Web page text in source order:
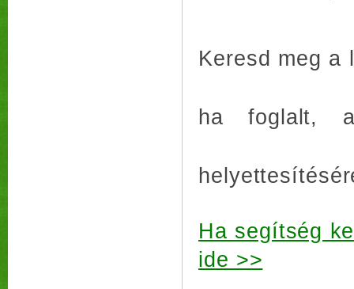
Keresd meg a
ha foglalt,
Ha segítség
ide >>